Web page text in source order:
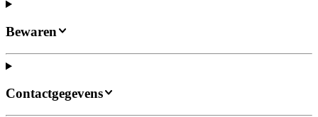
Bewaren
Contactgegevens